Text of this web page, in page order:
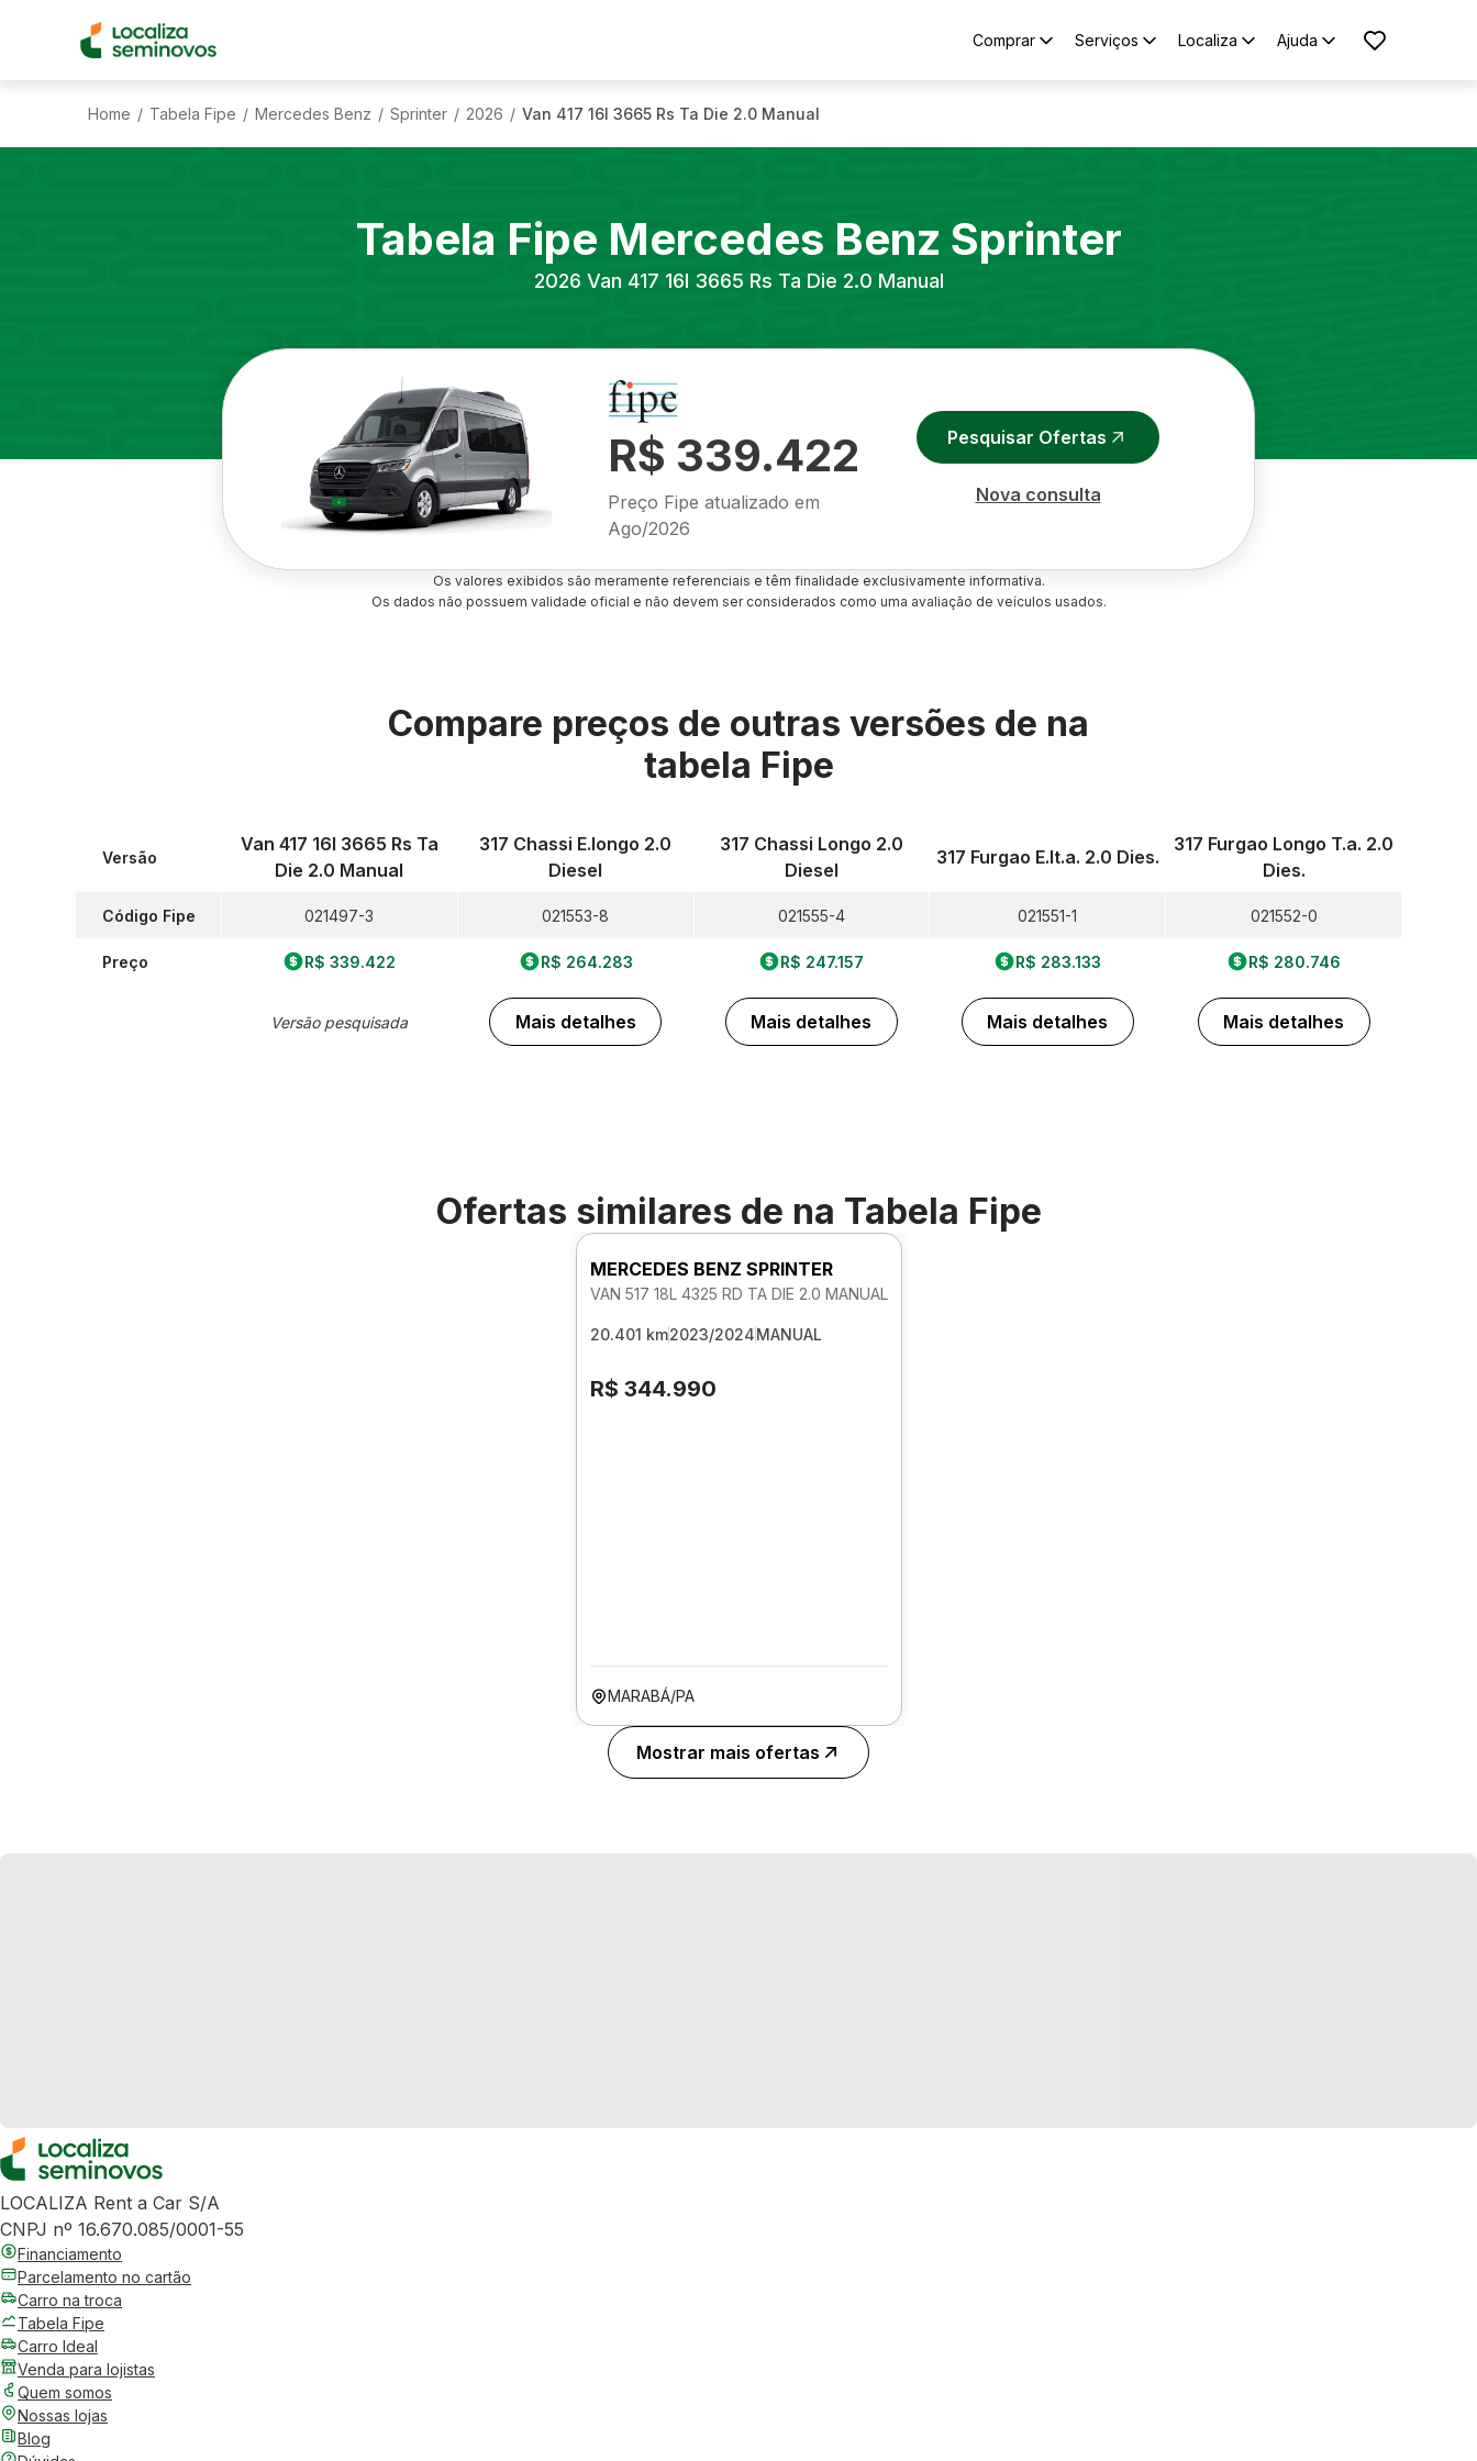
Comprar Serviços Localiza Ajuda
Home / Tabela Fipe / Mercedes Benz / Sprinter / 2026 / Van 417 16l 3665 Rs Ta Die 2.0 Manual
Tabela Fipe Mercedes Benz Sprinter
2026 Van 417 16l 3665 Rs Ta Die 2.0 Manual
R$ 339.422
Preço Fipe atualizado em
Ago/2026
Pesquisar Ofertas
Nova consulta
Os valores exibidos são meramente referenciais e têm finalidade exclusivamente informativa.
Os dados não possuem validade oficial e não devem ser considerados como uma avaliação de veículos usados.
Compare preços de outras versões de na
tabela Fipe
Versão
Código Fipe
Preço
Van 417 16l 3665 Rs Ta
Die 2.0 Manual
021497-3
R$ 339.422
Versão pesquisada
317 Chassi E.longo 2.0
Diesel
021553-8
R$ 264.283
Mais detalhes
317 Chassi Longo 2.0
Diesel
021555-4
R$ 247.157
Mais detalhes
317 Furgao E.lt.a. 2.0 Dies.
021551-1
R$ 283.133
Mais detalhes
317 Furgao Longo T.a. 2.0
Dies.
021552-0
R$ 280.746
Mais detalhes
Ofertas similares de na Tabela Fipe
MERCEDES BENZ SPRINTER
VAN 517 18L 4325 RD TA DIE 2.0 MANUAL
20.401 km2023/2024MANUAL
R$ 344.990
MARABÁ/PA
Mostrar mais ofertas
LOCALIZA Rent a Car S/A
CNPJ nº 16.670.085/0001-55
Financiamento
Parcelamento no cartão
Carro na troca
Tabela Fipe
Carro Ideal
Venda para lojistas
Quem somos
Nossas lojas
Blog